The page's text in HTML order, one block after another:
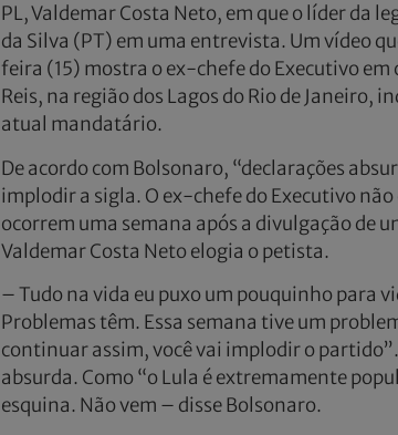
PL, Valdemar Costa Neto, em que o líder da
da Silva (PT) em uma entrevista. Um vídeo
feira (15) mostra o ex-chefe do Executivo
Reis, na região dos Lagos do Rio de Janeiro,
atual mandatário.
De acordo com Bolsonaro, “declarações
implodir a sigla. O ex-chefe do Executivo
ocorrem uma semana após a divulgação de
Valdemar Costa Neto elogia o petista.
– Tudo na vida eu puxo um pouquinho para
Problemas têm. Essa semana tive um
continuar assim, você vai implodir o
absurda. Como “o Lula é extremamente
esquina. Não vem – disse Bolsonaro.